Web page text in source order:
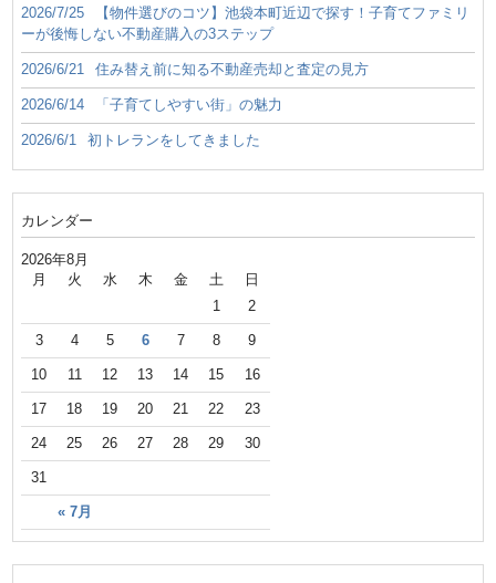
2026/7/25
【物件選びのコツ】池袋本町近辺で探す！子育てファミリ
ーが後悔しない不動産購入の3ステップ
2026/6/21 住み替え前に知る不動産売却と査定の見方
2026/6/14 「子育てしやすい街」の魅力
2026/6/1 初トレランをしてきました
カレンダー
2026年8月
月 火 水 木 金 土 日
« 7月
1 2
3 4 5 6 7 8 9
10 11 12 13 14 15 16
17 18 19 20 21 22 23
24 25 26 27 28 29 30
31